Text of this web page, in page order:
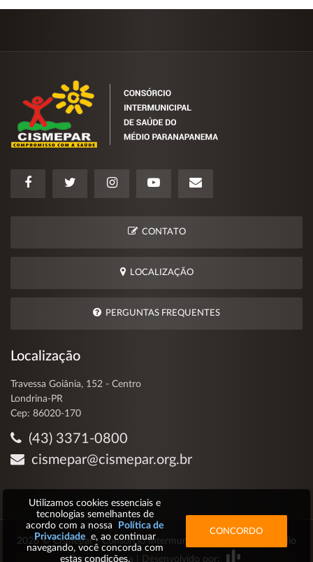
CONTATO
LOCALIZAÇÃO
PERGUNTAS FREQUENTES
Localização
Travessa Goiânia, 152 - Centro
Londrina-PR
Cep: 86020-170
(43) 3371-0800
cismepar@cismepar.org.br
2026 © Cismepar - Consórcio Intermunicipal de Saúde do Médio
Paranapanema | Desenvolvido por:
Utilizamos cookies essenciais e
tecnologias semelhantes de
acordo com a nossa
Política de
Privacidadee, ao continuar
navegando, você concorda com
estas condições.
CONCORDO